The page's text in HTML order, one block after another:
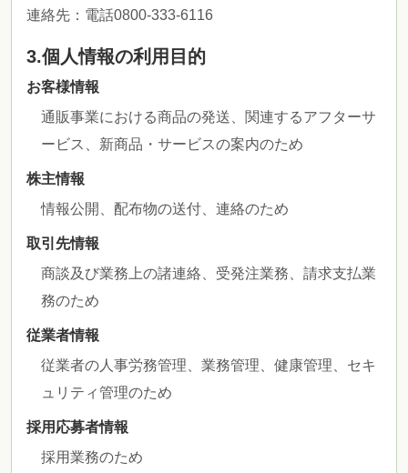
連絡先：電話0800-333-6116
3.個人情報の利用目的
お客様情報
通販事業における商品の発送、関連するアフターサ
ービス、新商品・サービスの案内のため
株主情報
情報公開、配布物の送付、連絡のため
取引先情報
商談及び業務上の諸連絡、受発注業務、請求支払業
務のため
従業者情報
従業者の人事労務管理、業務管理、健康管理、セキ
ュリティ管理のため
採用応募者情報
採用業務のため